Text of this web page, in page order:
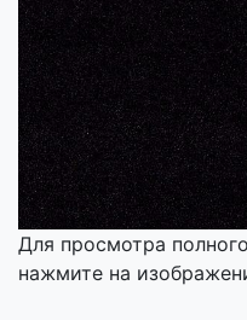
Для просмотра
нажмите на